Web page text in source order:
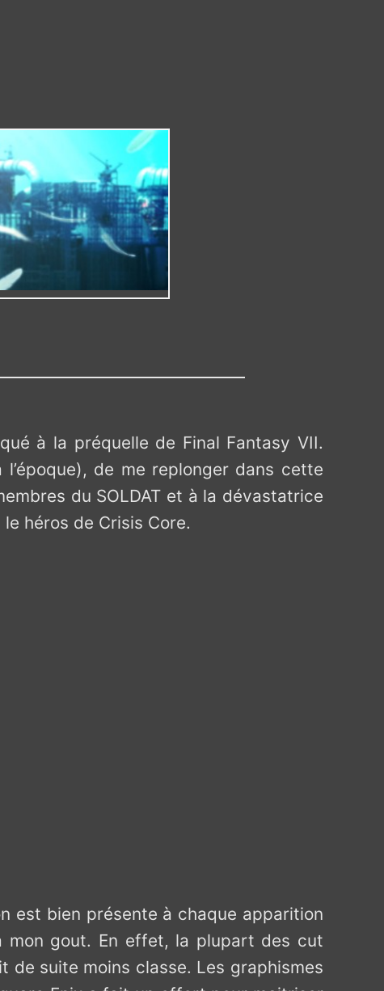
à la préquelle de Final Fantasy VII.
de me replonger dans cette
du SOLDAT et à la dévastatrice
héros de Crisis Core.
est bien présente à chaque apparition
mon gout. En effet, la plupart des cut
de suite moins classe. Les graphismes